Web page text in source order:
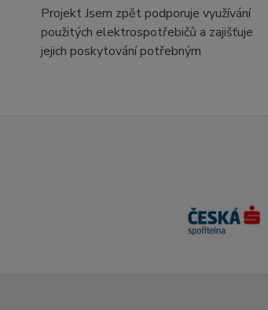
Projekt Jsem zpět podporuje využívání
použitých elektrospotřebičů a zajišťuje
jejich poskytování potřebným